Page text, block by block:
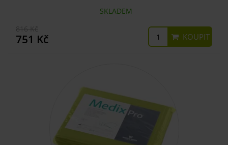
SKLADEM
751 Kč KOUPIT